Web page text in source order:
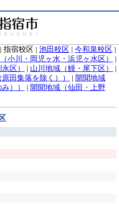
| 指宿校区 | 池田校区 | 今和泉校区 |
小川・岡児ヶ水・浜児ヶ水区）
|
区）
| 山川地域（鰻・尾下区）
|
田集落を除く））
| 開聞地域
））
| 開聞地域（仙田・上野